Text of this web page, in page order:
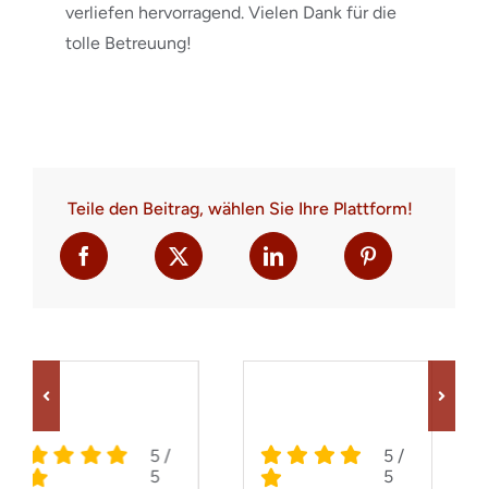
verliefen hervorragend. Vielen Dank für die
tolle Betreuung!
Teile den Beitrag, wählen Sie Ihre Plattform!